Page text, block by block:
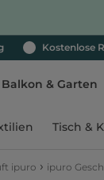
Kostenlose
Balkon & Garten
Tisch &
ipuro › ipuro